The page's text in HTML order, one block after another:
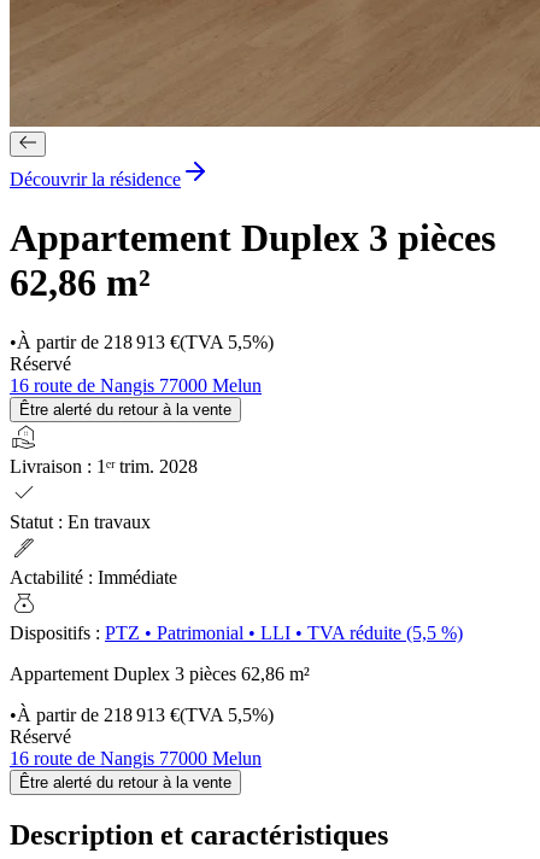
Découvrir la résidence
Appartement Duplex 3 pièces
62,86 m²
•À partir de 218 913 €(TVA 5,5%)
Réservé
16 route de Nangis 77000 Melun
Être alerté du retour à la vente
real_estate_agent
Livraison : 1ᵉʳ trim. 2028
check
Statut : En travaux
ink_pen
Actabilité : Immédiate
money_bag
Dispositifs : PTZ • Patrimonial • LLI • TVA réduite (5,5 %)
Appartement Duplex 3 pièces 62,86 m²
•À partir de 218 913 €(TVA 5,5%)
Réservé
16 route de Nangis 77000 Melun
Être alerté du retour à la vente
Description et caractéristiques